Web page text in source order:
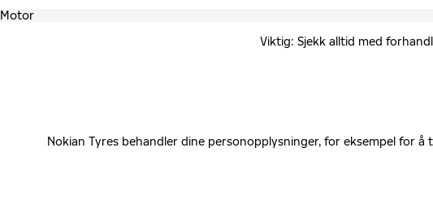
Viktig: Sjekk alltid med
Nokian Tyres behandler dine personopplysninger, for eksempel for